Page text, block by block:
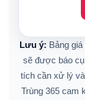
Lưu ý: Bảng
sẽ được báo
tích cần xử lý
Trùng 365 cam